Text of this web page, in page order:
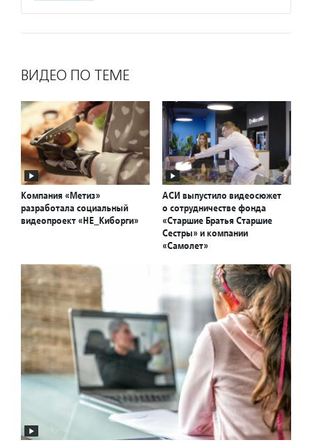
ВИДЕО ПО ТЕМЕ
Компания «Метиз»
разработала социальный
видеопроект «НЕ_Киборги»
АСИ выпустило видеосюжет
о сотрудничестве фонда
«Старшие Братья Старшие
Сестры» и компании
«Самолет»